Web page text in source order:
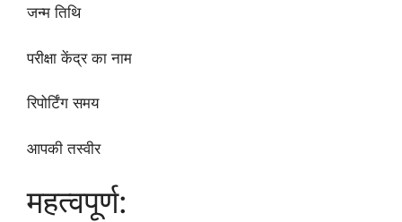
जन्म तिथि
परीक्षा केंद्र का नाम
रिपोर्टिंग समय
आपकी तस्वीर
महत्वपूर्ण: